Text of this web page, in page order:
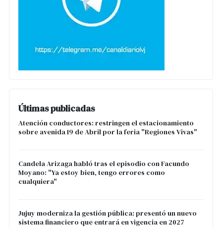
Últimas publicadas
Atención conductores: restringen el estacionamiento
sobre avenida 19 de Abril por la feria "Regiones Vivas"
Candela Arizaga habló tras el episodio con Facundo
Moyano: "Ya estoy bien, tengo errores como
cualquiera"
Jujuy moderniza la gestión pública: presentó un nuevo
sistema financiero que entrará en vigencia en 2027